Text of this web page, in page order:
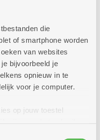
die
of smartphone worden
van websites
bijvoorbeeld je
opnieuw in te
voor je computer.
op jouw toestel